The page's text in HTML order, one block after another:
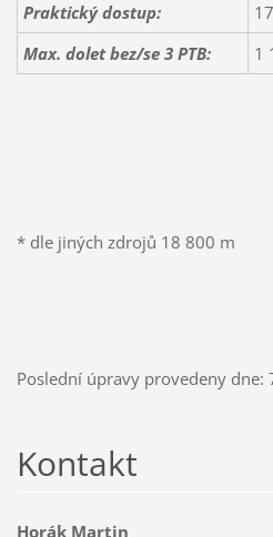
Praktický dostup:
Max. dolet bez/se 3 PTB:
1
* dle jiných zdrojů 18 800 m
Poslední úpravy provedeny dne:
Kontakt
Horák Martin